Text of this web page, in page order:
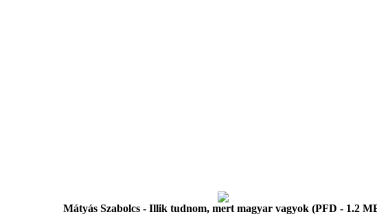
Mátyás Szabolcs - Illik tudnom, mert magyar vagyok (PFD - 1.2